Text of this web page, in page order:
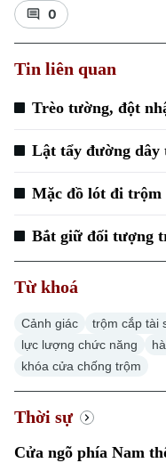
0
Tin liên quan
Trèo tường, đột
Lật tẩy đường dây
Mặc đồ lót đi trộm
Bắt giữ đối tượng
Từ khoá
Cảnh giác trộm cắp tài
lực lượng chức năng
khóa cửa chống trộm
Thời sự
Cửa ngõ phía Nam